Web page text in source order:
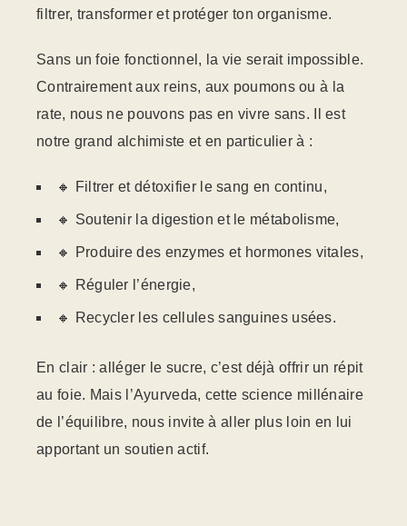
filtrer, transformer et protéger ton organisme.
Sans un foie fonctionnel, la vie serait impossible.
Contrairement aux reins, aux poumons ou à la
rate, nous ne pouvons pas en vivre sans. Il est
notre grand alchimiste et en particulier à :
🔸 Filtrer et détoxifier le sang en continu,
🔸 Soutenir la digestion et le métabolisme,
🔸 Produire des enzymes et hormones vitales,
🔸 Réguler l’énergie,
🔸 Recycler les cellules sanguines usées.
En clair : alléger le sucre, c’est déjà offrir un répit
au foie. Mais l’Ayurveda, cette science millénaire
de l’équilibre, nous invite à aller plus loin en lui
apportant un soutien actif.